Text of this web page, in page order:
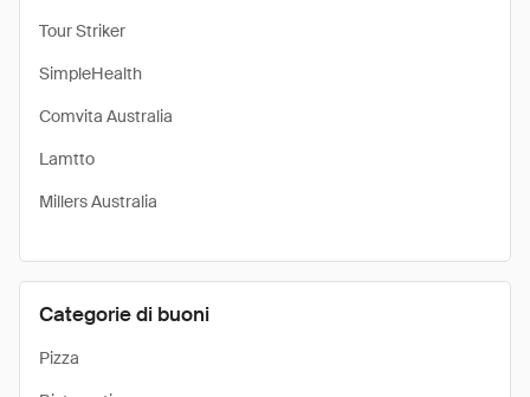
Tour Striker
SimpleHealth
Comvita Australia
Lamtto
Millers Australia
Categorie di buoni
Pizza